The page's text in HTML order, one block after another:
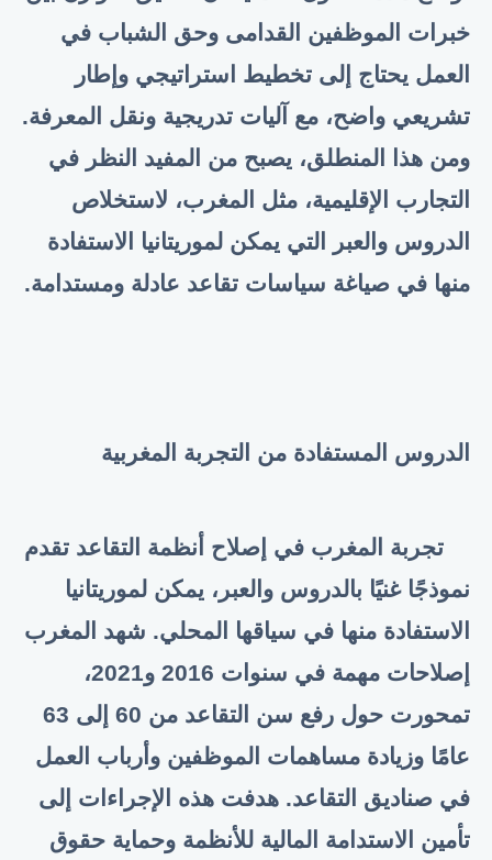
خبرات الموظفين القدامى وحق الشباب في
العمل يحتاج إلى تخطيط استراتيجي وإطار
تشريعي واضح، مع آليات تدريجية ونقل المعرفة.
ومن هذا المنطلق، يصبح من المفيد النظر في
التجارب الإقليمية، مثل المغرب، لاستخلاص
الدروس والعبر التي يمكن لموريتانيا الاستفادة
منها في صياغة سياسات تقاعد عادلة ومستدامة.
الدروس المستفادة من التجربة المغربية
تجربة المغرب في إصلاح أنظمة التقاعد تقدم
نموذجًا غنيًا بالدروس والعبر، يمكن لموريتانيا
الاستفادة منها في سياقها المحلي. شهد المغرب
إصلاحات مهمة في سنوات 2016 و2021،
تمحورت حول رفع سن التقاعد من 60 إلى 63
عامًا وزيادة مساهمات الموظفين وأرباب العمل
في صناديق التقاعد. هدفت هذه الإجراءات إلى
تأمين الاستدامة المالية للأنظمة وحماية حقوق